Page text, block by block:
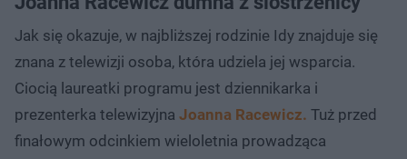
Jak się okazuje, w najbliższej rodzinie Idy znajduje się
znana z telewizji osoba, która udziela jej wsparcia.
Ciocią laureatki programu jest dziennikarka i
prezenterka telewizyjna Joanna Racewicz. Tuż przed
finałowym odcinkiem wieloletnia prowadząca